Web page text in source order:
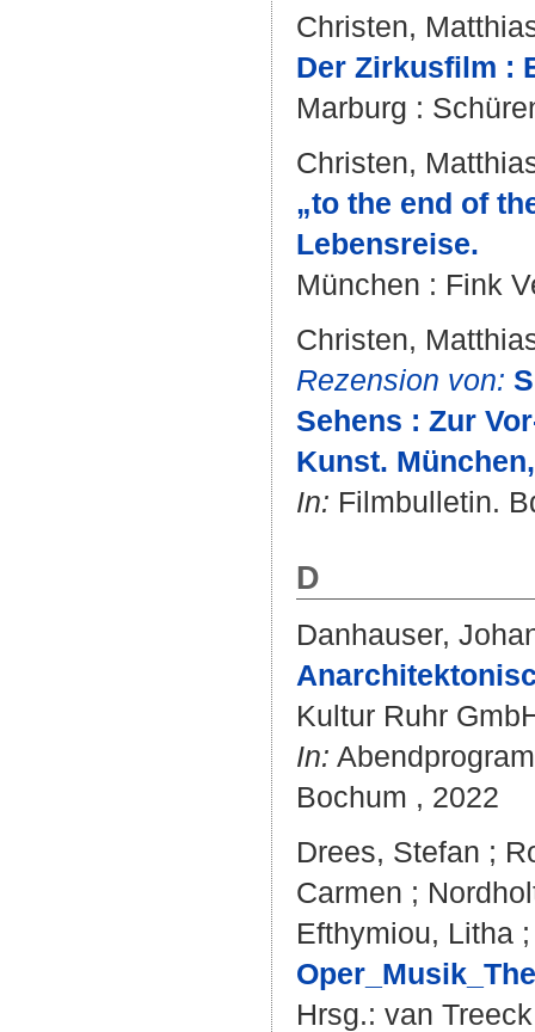
Christen,
Der Zirkusfilm :
Marburg :
Christen,
„to the end of
Lebensreise.
München : Fink
Christen,
Rezension von:
Sehens : Zur
Kunst.
In: Filmbulletin.
D
Danhauser,
Kultur Ruhr
In:
Bochum , 2022
Drees, Stefan ;
Carmen ;
Efthymiou, Litha
Hrsg.: van